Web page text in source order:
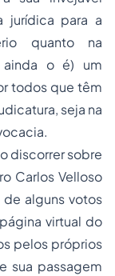
jurídica para a
quanto na
ainda o é) um
todos que têm
seja na
discorrer sobre
Carlos Velloso
alguns votos
virtual do
pelos próprios
sua passagem